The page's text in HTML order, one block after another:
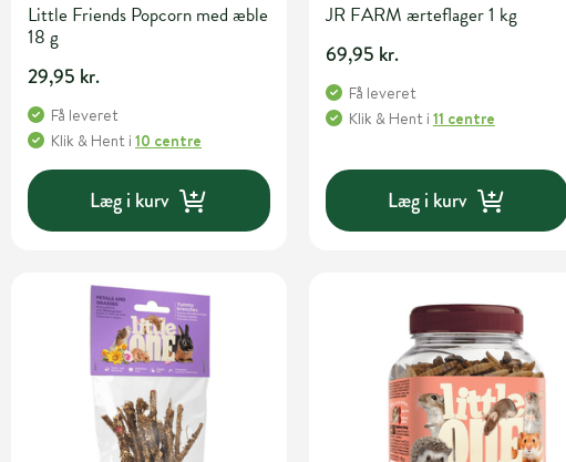
Little Friends Popcorn med æble
18 g
29,95 kr.
Få leveret
Klik & Hent i 10 centre
Læg i kurv
JR FARM ærteflager 1 kg
69,95 kr.
Få leveret
Klik & Hent i 11 centre
Læg i kurv